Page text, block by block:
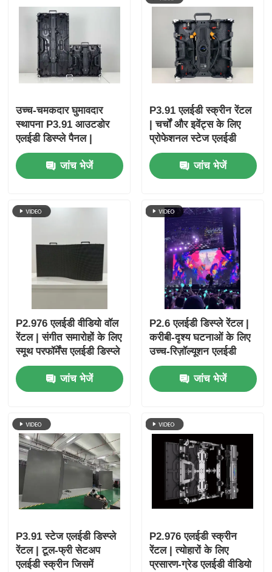
उच्च-चमकदार घुमावदार
स्थापना P3.91 आउटडोर
एलईडी डिस्प्ले पैनल |
व्यावसायिक कार्यक्रमों के लिए
पोर्टेबल एलईडी स्क्रीन और
एलईडी वॉल
जांच भेजें
P3.91 एलईडी स्क्रीन रेंटल
| चर्चों और इवेंट्स के लिए
प्रोफेशनल स्टेज एलईडी
डिस्प्ले
जांच भेजें
P2.976 एलईडी वीडियो वॉल
रेंटल | संगीत समारोहों के लिए
स्मूथ परफॉर्मेंस एलईडी डिस्प्ले
जांच भेजें
P2.6 एलईडी डिस्प्ले रेंटल |
करीबी-दृश्य घटनाओं के लिए
उच्च-रिज़ॉल्यूशन एलईडी
स्क्रीन
जांच भेजें
P3.91 स्टेज एलईडी डिस्प्ले
रेंटल | टूल-फ्री सेटअप
एलईडी स्क्रीन जिसमें
P2.976 एलईडी स्क्रीन
रेंटल | त्योहारों के लिए
प्रसारण-ग्रेड एलईडी वीडियो